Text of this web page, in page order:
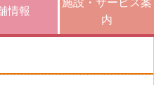
情報
施設・サービス案
内